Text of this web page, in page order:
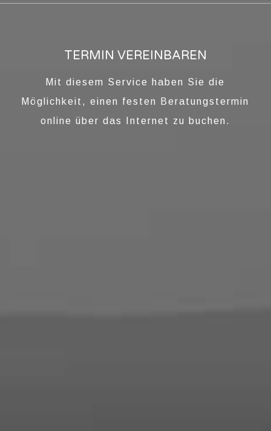
TERMIN VEREINBAREN
Mit diesem Service haben Sie die
Möglichkeit, einen festen Beratungstermin
online über das Internet zu buchen.